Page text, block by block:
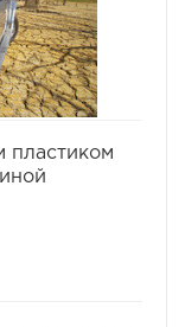
пластиком